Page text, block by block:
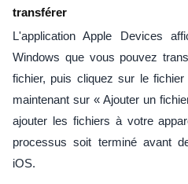
transférer
L'application Apple Devices
Windows que vous pouvez
fichier, puis cliquez sur le
maintenant sur « Ajouter un
ajouter les fichiers à votre
processus soit terminé avant
iOS.